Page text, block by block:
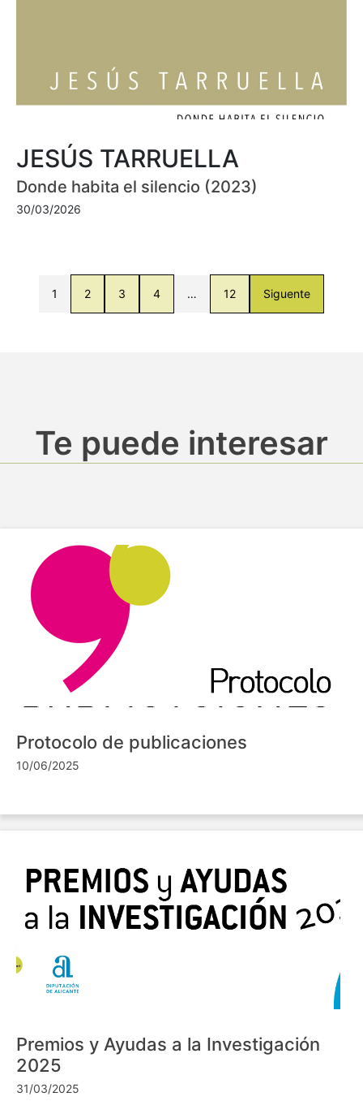
JESÚS TARRUELLA
Donde habita el silencio (2023)
30/03/2026
1 2 3 4 … 12 Siguente
Te puede interesar
Protocolo de publicaciones
10/06/2025
Premios y Ayudas a la Investigación
2025
31/03/2025